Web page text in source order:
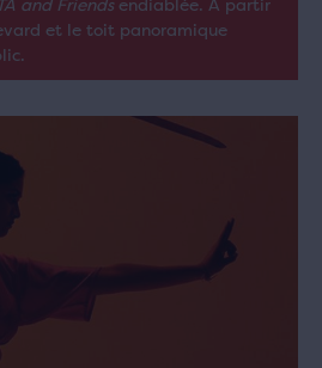
and Friends endiablée. À partir
et le toit panoramique